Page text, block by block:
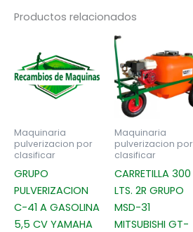
Productos relacionados
Maquinaria
pulverizacion por
clasificar
GRUPO
PULVERIZACION
C-41 A GASOLINA
5,5 CV YAMAHA
Maquinaria
pulverizacion por
clasificar
CARRETILLA 300
LTS. 2R GRUPO
MSD-31
MITSUBISHI GT-